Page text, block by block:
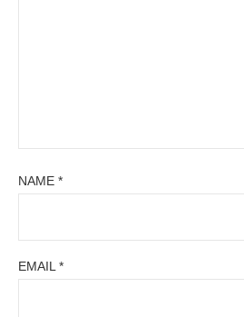
NAME *
EMAIL *